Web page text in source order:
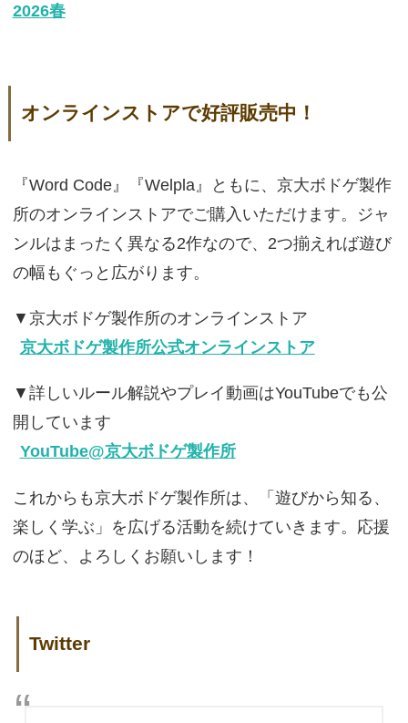
2026春
オンラインストアで好評販売中！
『Word Code』『Welpla』ともに、京大ボドゲ製作
所のオンラインストアでご購入いただけます。ジャ
ンルはまったく異なる2作なので、2つ揃えれば遊び
の幅もぐっと広がります。
▼京大ボドゲ製作所のオンラインストア
京大ボドゲ製作所公式オンラインストア
▼詳しいルール解説やプレイ動画はYouTubeでも公
開しています
YouTube@京大ボドゲ製作所
これからも京大ボドゲ製作所は、「遊びから知る、
楽しく学ぶ」を広げる活動を続けていきます。応援
のほど、よろしくお願いします！
Twitter